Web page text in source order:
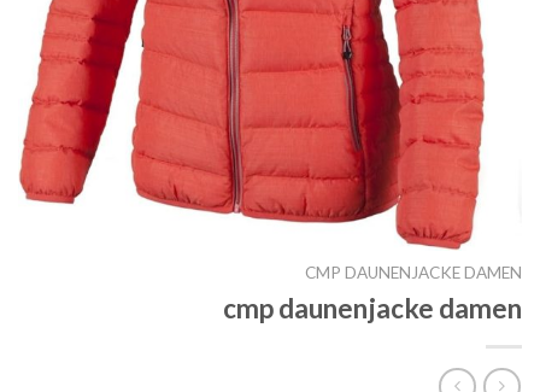
CMP DAUNENJACKE DAMEN
cmp daunenjacke damen